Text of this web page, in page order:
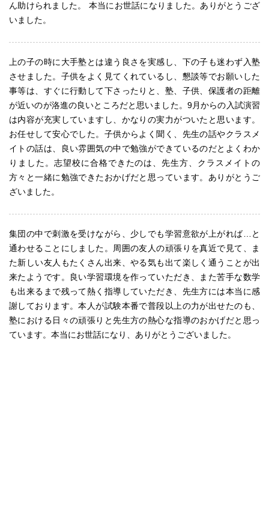
ん助けられました。 本当にお世話になりました。ありがとうござ
いました。
上の子の時に大手塾とは違う良さを実感し、下の子も迷わず入塾
させました。子供をよく見てくれているし、懇談等でお願いした
事等は、すぐに行動して下さったりと、塾、子供、保護者の距離
が近いのが洛進の良いところだと思いました。9月からの入試演習
は内容が充実していますし、かなりの実力がついたと思います。
お任せして安心でした。子供からよく聞く、先生の話やクラスメ
イトの話は、良い雰囲気の中で勉強ができているのだとよくわか
りました。志望校に合格できたのは、先生方、クラスメイトの
方々と一緒に勉強できたおかげだと思っています。ありがとうご
ざいました。
集団の中で刺激を受けながら、少しでも学習意欲が上がれば…と
通わせることにしました。周囲の友人の頑張りを真近で見て、ま
た新しい友人もたくさん出来、やる気も出て楽しく通うことが出
来たようです。良い学習環境を作っていただき、また苦手な数学
も出来るまで残って熱く指導していただき、先生方には本当に感
謝しております。本人が試験本番で普段以上の力が出せたのも、
塾における日々の頑張りと先生方の熱心な指導のおかげだと思っ
ています。本当にお世話になり、ありがとうございました。